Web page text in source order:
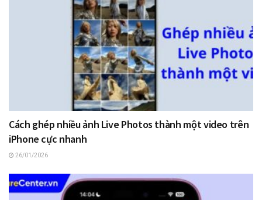
Cách ghép nhiều ảnh Live Photos thành một video trên
iPhone cực nhanh
26/01/2026